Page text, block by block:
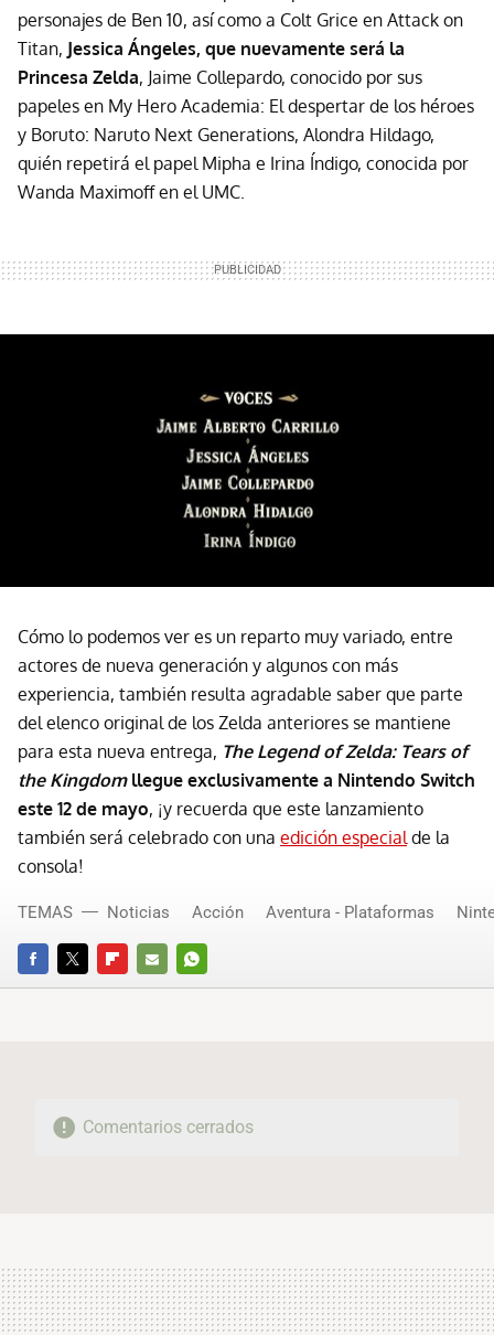
personajes de Ben 10, así como a Colt Grice en Attack on
Titan, Jessica Ángeles, que nuevamente será la
Princesa Zelda, Jaime Collepardo, conocido por sus
papeles en My Hero Academia: El despertar de los héroes
y Boruto: Naruto Next Generations, Alondra Hildago,
quién repetirá el papel Mipha e Irina Índigo, conocida por
Wanda Maximoff en el UMC.
Cómo lo podemos ver es un reparto muy variado, entre
actores de nueva generación y algunos con más
experiencia, también resulta agradable saber que parte
del elenco original de los Zelda anteriores se mantiene
para esta nueva entrega, The Legend of Zelda: Tears of
the Kingdomllegue exclusivamente a Nintendo Switch
este 12 de mayo, ¡y recuerda que este lanzamiento
también será celebrado con una edición especial de la
consola!
FACEBOOKTWITTERFLIPBOARD
E-
WHATSAPP
TEMAS Noticias Acción Aventura - Plataformas
Comentarios cerrados